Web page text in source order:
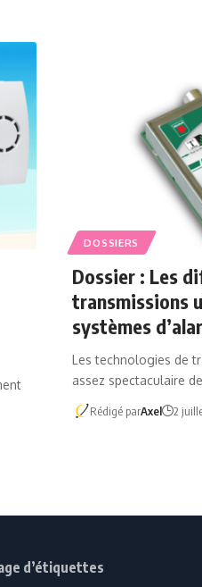
DOSSIERS
Dossier : Les
transmissions
systèmes
Les technologies de
assez spectaculaire
Rédigé parAxel 2
d’étiquettes